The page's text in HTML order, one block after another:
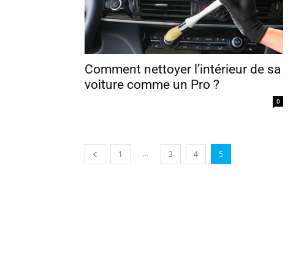
Comment nettoyer l’intérieur de sa
voiture comme un Pro ?
0
1 ... 3 4 5